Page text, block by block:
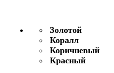
Золотой
Коралл
Коричневый
Красный